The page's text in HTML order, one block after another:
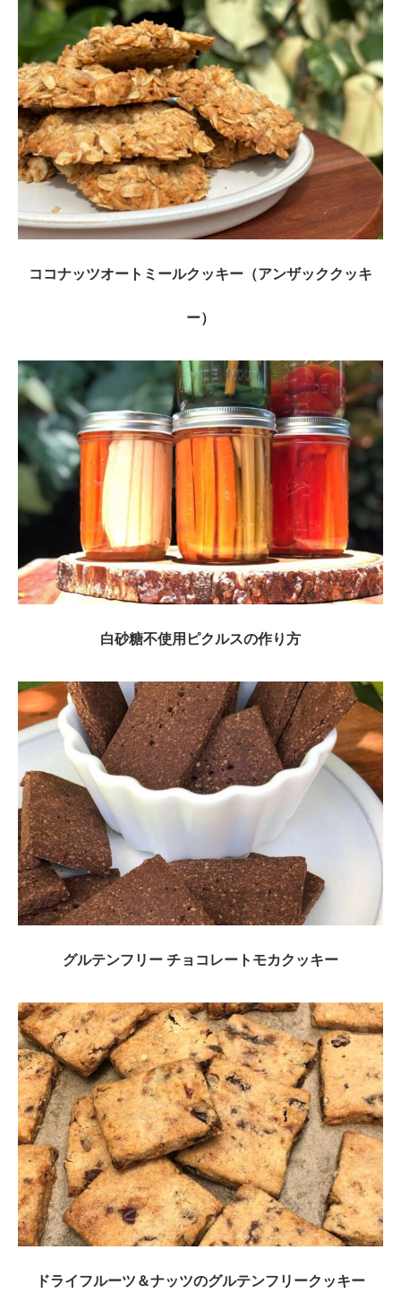
ココナッツオートミールクッキー（アンザッククッキ
ー）
白砂糖不使用ピクルスの作り方
グルテンフリー チョコレートモカクッキー
ドライフルーツ＆ナッツのグルテンフリークッキー